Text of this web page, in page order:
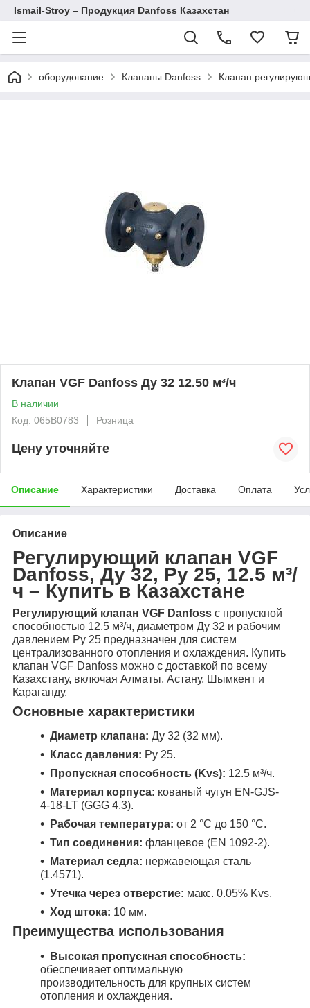
Ismail-Stroy – Продукция Danfoss Казахстан
оборудование Клапаны Danfoss Клапан
Клапан VGF Danfoss Ду 32 12.50 м³/ч
В наличии
Код: 065B0783
Розница
Цену уточняйте
Описание Характеристики Доставка Оплата
Описание
Регулирующий клапан VGF
Danfoss, Ду 32, Ру 25, 12.5 м³/
ч – Купить в Казахстане
Регулирующий клапан VGF Danfoss с пропускной
способностью 12.5 м³/ч, диаметром Ду 32 и рабочим
давлением Ру 25 предназначен для систем
централизованного отопления и охлаждения. Купить
клапан VGF Danfoss можно с доставкой по всему
Казахстану, включая Алматы, Астану, Шымкент и
Караганду.
Основные характеристики
Диаметр клапана: Ду 32 (32 мм).
Класс давления: Ру 25.
Пропускная способность (Kvs): 12.5 м³/ч.
Материал корпуса: кованый чугун EN-GJS-
4-18-LT (GGG 4.3).
Рабочая температура: от 2 °C до 150 °C.
Тип соединения: фланцевое (EN 1092-2).
Материал седла: нержавеющая сталь
(1.4571).
Утечка через отверстие: макс. 0.05% Kvs.
Ход штока: 10 мм.
Преимущества использования
Высокая пропускная способность:
обеспечивает оптимальную
производительность для крупных систем
отопления и охлаждения.